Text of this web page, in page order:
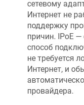
сетевому
Интернет не
поддержку
причин. IPoE
способ
не требуется
Интернет, и
провайдера.